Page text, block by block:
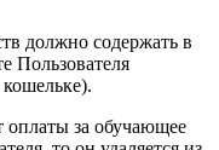
должно содержать в
Пользователя
оплаты за обучающее